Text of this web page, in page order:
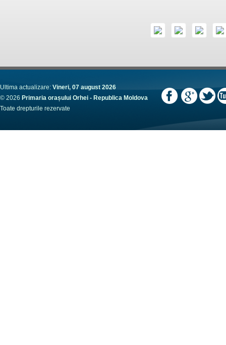
Ultima actualizare: Vineri, 07 august 2026
© 2026 Primaria orașului Orhei - Republica Moldova
Toate drepturile rezervate